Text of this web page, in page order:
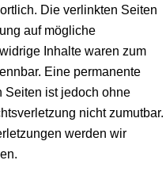
Die verlinkten Seiten
auf mögliche
Inhalte waren zum
Eine permanente
Seiten ist jedoch ohne
nicht zumutbar.
werden wir